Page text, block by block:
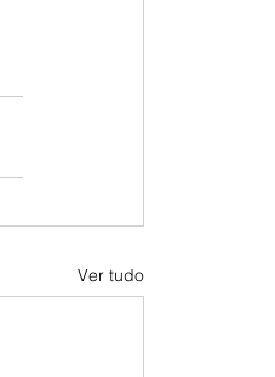
Ver tudo